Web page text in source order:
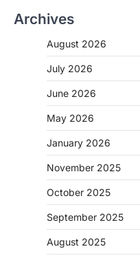
Archives
August 2026
July 2026
June 2026
May 2026
January 2026
November 2025
October 2025
September 2025
August 2025
CG:
विभाग
रायपुर।